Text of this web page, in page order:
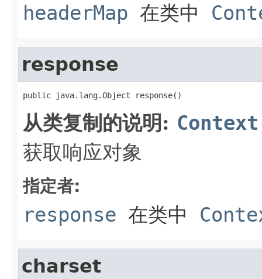
headerMap 在类中
response
public java.lang.Object response()
从类复制的说明: Context
获取响应对象
指定者:
response 在类中
charset